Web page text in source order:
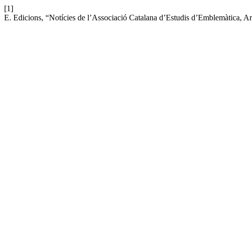
[1]
E. Edicions, “Notícies de l’Associació Catalana d’Estudis d’Emblemàtica,